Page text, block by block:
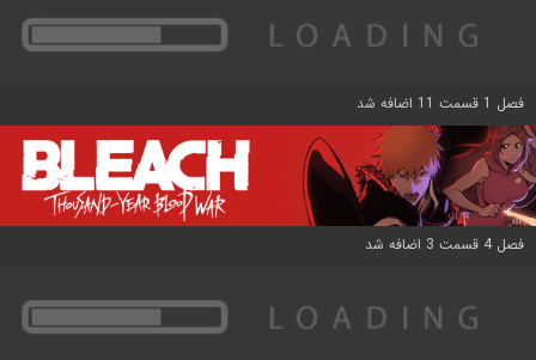
فصل 1 قسمت 11 اضافه شد
فصل 4 قسمت 3 اضافه شد